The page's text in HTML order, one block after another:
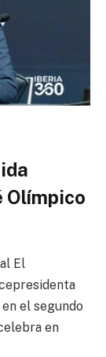
Olímpico
El
el segundo
en